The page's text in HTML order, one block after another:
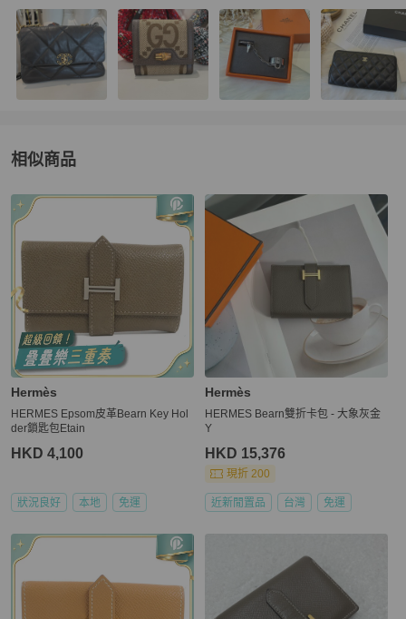
相似商品
更多相似Hermès女包推薦精品
Hermès
HERMES Epsom皮革Bearn Key Hol
der鎖匙包Etain
HKD 4,100
狀況良好 本地 免運
Hermès
HERMES Bearn雙折卡包 - 大象灰金
Y
HKD 15,376
現折 200
近新閒置品 台灣 免運